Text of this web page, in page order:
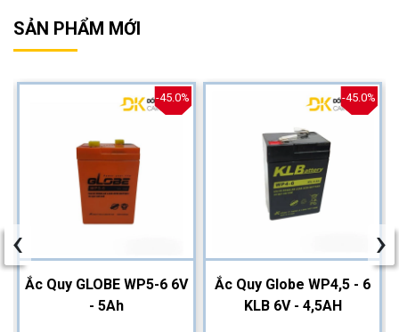
SẢN PHẨM MỚI
-45.0%
Ắc Quy GLOBE WP5-6 6V
- 5Ah
-45.0%
Ắc Quy Globe WP4,5 - 6
KLB 6V - 4,5AH
‹ ›